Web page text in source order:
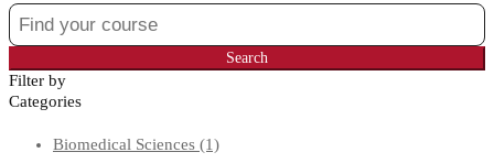
Search
for:
Search
Filter by
Categories
Biomedical Sciences (1)